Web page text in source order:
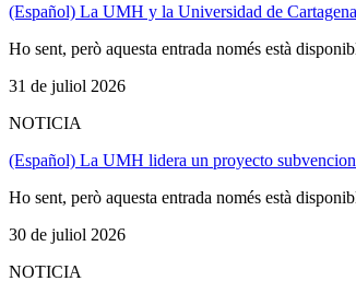
(Español) La UMH y la Universidad de
Ho sent, però aquesta entrada només està
31 de juliol 2026
NOTICIA
(Español) La UMH lidera un proyecto
Ho sent, però aquesta entrada només està
30 de juliol 2026
NOTICIA